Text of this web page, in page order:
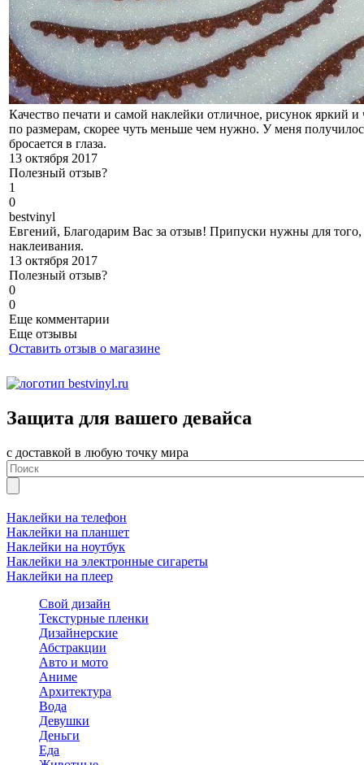
Качество печати и самой наклейки отличное, рисунок яркий
по размерам, скорее чуть меньше чем нужно. У меня
бросается в глаза.
13 октября 2017
Полезный отзыв?
1
0
bestvinyl
Евгений, Благодарим Вас за отзыв! Припуски нужны для
наклеивания.
13 октября 2017
Полезный отзыв?
0
0
Еще комментарии
Еще отзывы
Оставить отзыв о магазине
Защита для вашего девайса
с доставкой в любую точку мира
Наклейки на телефон
Наклейки на планшет
Наклейки на ноутбук
Наклейки на электронные сигареты
Наклейки на плеер
Свой дизайн
Текстурные пленки
Дизайнерские
Абстракции
Авто и мото
Аниме
Архитектура
Вода
Девушки
Деньги
Еда